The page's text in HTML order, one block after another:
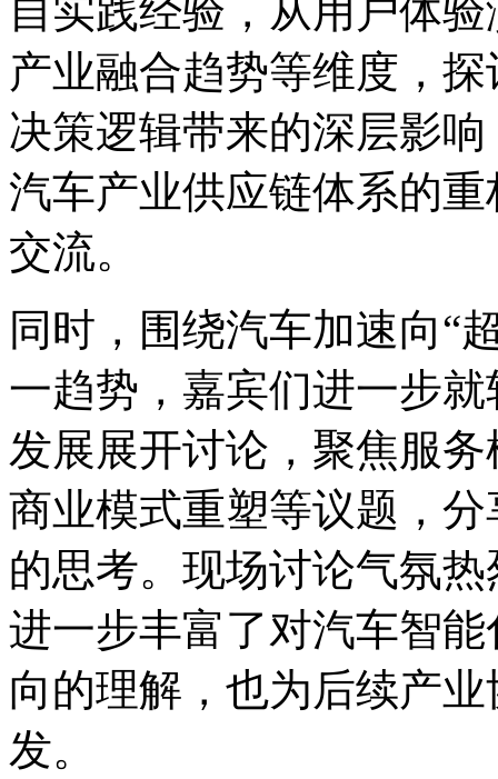
自实践经验，从用户体
产业融合趋势等维度，
决策逻辑带来的深层影
汽车产业供应链体系的
交流。
同时，围绕汽车加速向“
一趋势，嘉宾们进一步
发展展开讨论，聚焦服
商业模式重塑等议题，
的思考。现场讨论气氛
进一步丰富了对汽车智
向的理解，也为后续产
发。